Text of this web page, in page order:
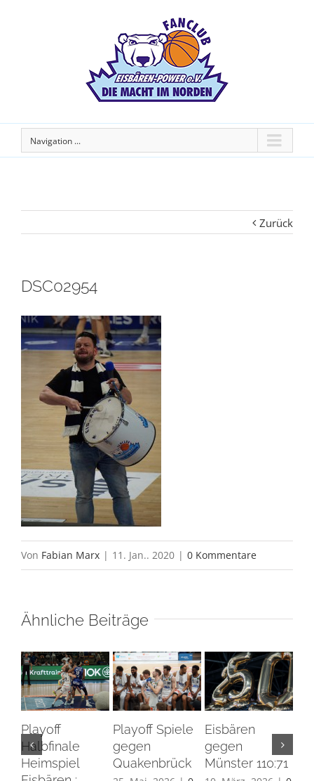
Navigation ...
Zurück
DSC02954
Von Fabian Marx | 11. Jan.. 2020 | 0 Kommentare
Ähnliche Beiträge
Playoff
Halbfinale
Heimspiel
Playoff Spiele
gegen
Quakenbrück
Eisbären
gegen
Münster 110:71